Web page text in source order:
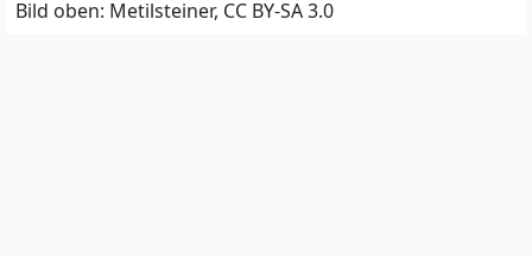
Bild oben: Metilsteiner, CC BY-SA 3.0